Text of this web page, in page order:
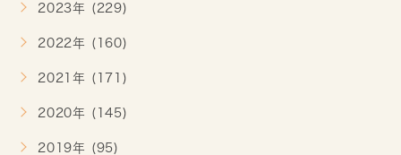
2023年 (229)
2022年 (160)
2021年 (171)
2020年 (145)
2019年 (95)